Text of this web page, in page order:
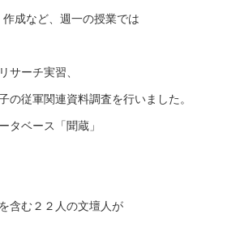
成など、週一の授業では
サーチ実習、
の従軍関連資料調査を行いました。
タベース「聞蔵」
含む２２人の文壇人が